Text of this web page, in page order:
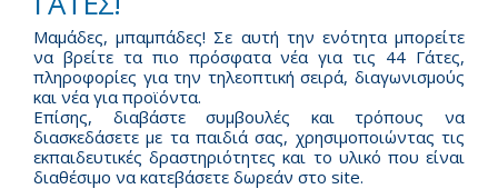
Μαμάδες, μπαμπάδες! Σε αυτή την ενότητα μπορείτε
να βρείτε τα πιο πρόσφατα νέα για τις 44 Γάτες,
πληροφορίες για την τηλεοπτική σειρά, διαγωνισμούς
και νέα για προϊόντα.
Επίσης, διαβάστε συμβουλές και τρόπους να
διασκεδάσετε με τα παιδιά σας, χρησιμοποιώντας τις
εκπαιδευτικές δραστηριότητες και το υλικό που είναι
διαθέσιμο να κατεβάσετε δωρεάν στο site.